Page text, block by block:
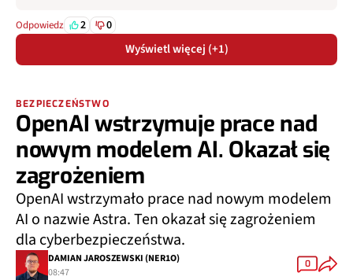
Odpowiedz 2 0
Wyświetl więcej (+1)
BEZPIECZEŃSTWO
OpenAI wstrzymuje prace nad
nowym modelem AI. Okazał się
zagrożeniem
OpenAI wstrzymało prace nad nowym modelem
AI o nazwie Astra. Ten okazał się zagrożeniem
dla cyberbezpieczeństwa.
DAMIAN JAROSZEWSKI (NER1O)
08:47
0